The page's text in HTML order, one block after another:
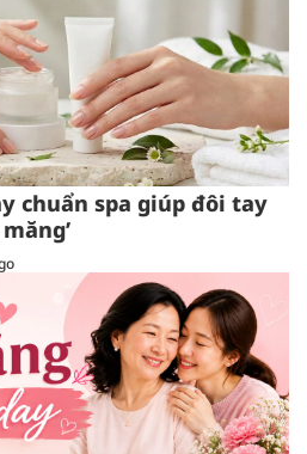
chuẩn spa giúp đôi tay